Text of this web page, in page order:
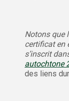
Notons que
certificat en
s’inscrit
autochtone
des liens